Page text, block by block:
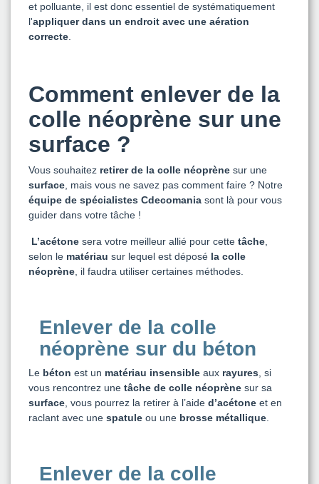
et polluante, il est donc essentiel de systématiquement
l'appliquer dans un endroit avec une aération
correcte
Comment enlever de la
colle néoprène sur une
surface ?
Vous souhaitez retirer de la colle néoprène sur une
surface , mais vous ne savez pas comment faire ? Notre
équipe de spécialistes Cdecomania sont là pour vous
guider dans votre tâche !
L’acétone sera votre meilleur allié pour cette tâche
selon le matériau sur lequel est déposé la colle
néoprène , il faudra utiliser certaines méthodes.
Enlever de la colle
néoprène sur du béton
Le béton est un matériau insensible aux rayures , si
vous rencontrez une tâche de colle néoprène sur sa
surface , vous pourrez la retirer à l’aide d’acétone et en
raclant avec une spatule ou une brosse métallique
Enlever de la colle